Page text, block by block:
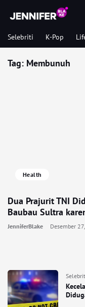
Selebriti K-Pop
Tag: Membunuh
Health
Dua Prajurit TNI
Baubau Sultra
JenniferBlake Desember